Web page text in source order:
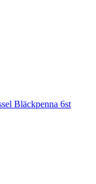
Bläckpenna 6st